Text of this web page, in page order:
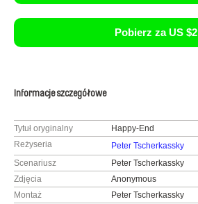
Pobierz za US $2
Informacje szczegółowe
Tytuł oryginalny
Happy-End
Reżyseria
Peter Tscherkassky
Scenariusz
Peter Tscherkassky
Zdjęcia
Anonymous
Montaż
Peter Tscherkassky